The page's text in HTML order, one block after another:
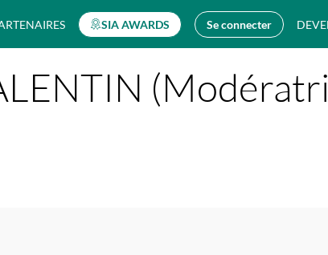
SIA AWARDS Se connecter